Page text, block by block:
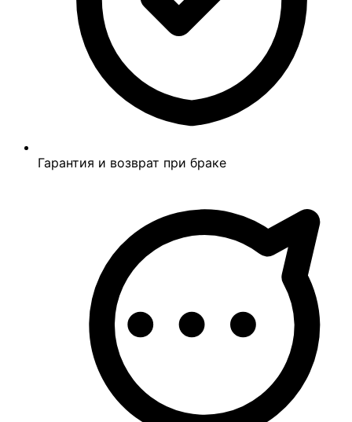
Гарантия и возврат при браке